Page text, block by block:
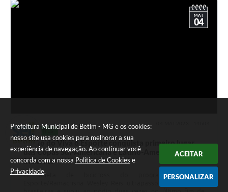
Prefeitura Municipal de Betim - MG e os cookies:
nosso site usa cookies para melhorar a sua
experiência de navegação. Ao continuar você
concorda com a nossa Política de Cookies e
Privacidade.
ACEITAR
PERSONALIZAR
MAI
04
ESPORTES
Piloto do Viva o Esporte conquista primeiro lugar
das Copas Sul-Americana e Latino-Americana de
Bicicross
O atleta de bicicross do programa Viva o